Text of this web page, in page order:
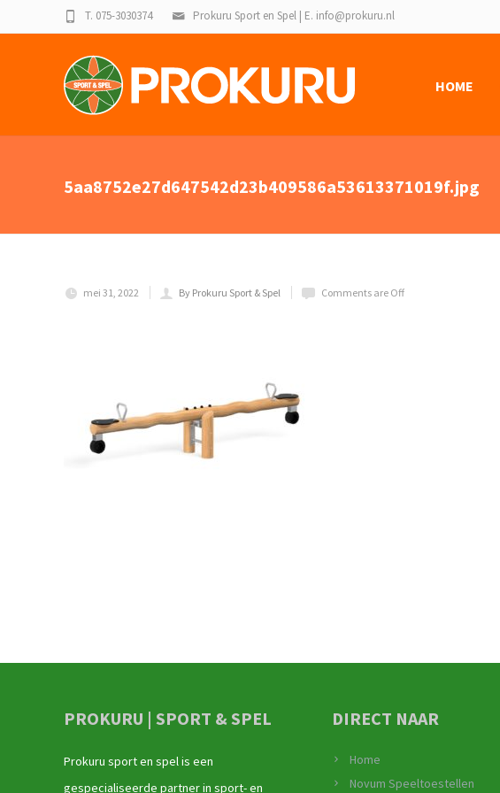
Prokuru Sport en Spel | E. info@prokuru.nl
T. 075-3030374
HOME
5aa8752e27d647542d23b409586a53613371019f.jpg
mei 31, 2022 By Prokuru Sport & Spel Comments are Off
PROKURU | SPORT & SPEL
Prokuru sport en spel is een
gespecialiseerde partner in sport- en
DIRECT NAAR
Home
Novum Speeltoestellen